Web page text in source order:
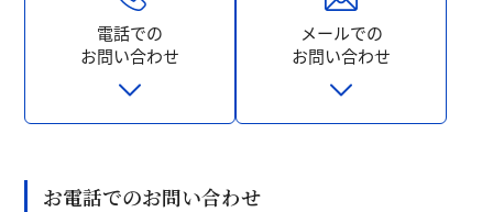
電話での
お問い合わせ
メールでの
お問い合わせ
お電話でのお問い合わせ